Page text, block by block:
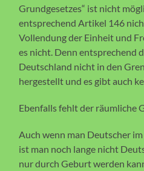
Grundgesetzes“ ist nicht
entsprechend Artikel 146
Vollendung der Einheit und
es nicht. Denn entsprechend
Deutschland nicht in den
hergestellt und es gibt auch
Ebenfalls fehlt der räumliche
Auch wenn man Deutscher im
ist man noch lange nicht
nur durch Geburt werden